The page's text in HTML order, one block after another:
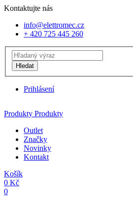
Kontaktujte nás
info@elettromec.cz
+ 420 725 445 260
Hledat
Prihlásení
Produkty Produkty
Outlet
Značky
Novinky
Kontakt
Košík
0 Kč
0